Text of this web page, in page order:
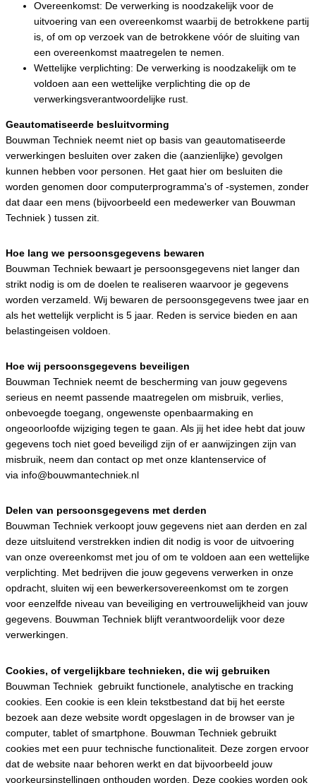
Overeenkomst: De verwerking is noodzakelijk voor de
uitvoering van een overeenkomst waarbij de betrokkene partij
is, of om op verzoek van de betrokkene vóór de sluiting van
een overeenkomst maatregelen te nemen.
Wettelijke verplichting: De verwerking is noodzakelijk om te
voldoen aan een wettelijke verplichting die op de
verwerkingsverantwoordelijke rust.
Geautomatiseerde besluitvorming
Bouwman Techniek neemt niet op basis van geautomatiseerde
verwerkingen besluiten over zaken die (aanzienlijke) gevolgen
kunnen hebben voor personen. Het gaat hier om besluiten die
worden genomen door computerprogramma's of -systemen, zonder
dat daar een mens (bijvoorbeeld een medewerker van Bouwman
Techniek ) tussen zit.
Hoe lang we persoonsgegevens bewaren
Bouwman Techniek bewaart je persoonsgegevens niet langer dan
strikt nodig is om de doelen te realiseren waarvoor je gegevens
worden verzameld. Wij bewaren de persoonsgegevens twee jaar en
als het wettelijk verplicht is 5 jaar. Reden is service bieden en aan
belastingeisen voldoen.
Hoe wij persoonsgegevens beveiligen
Bouwman Techniek neemt de bescherming van jouw gegevens
serieus en neemt passende maatregelen om misbruik, verlies,
onbevoegde toegang, ongewenste openbaarmaking en
ongeoorloofde wijziging tegen te gaan. Als jij het idee hebt dat jouw
gegevens toch niet goed beveiligd zijn of er aanwijzingen zijn van
misbruik, neem dan contact op met onze klantenservice of
via info@bouwmantechniek.nl
Delen van persoonsgegevens met derden
Bouwman Techniek verkoopt jouw gegevens niet aan derden en zal
deze uitsluitend verstrekken indien dit nodig is voor de uitvoering
van onze overeenkomst met jou of om te voldoen aan een wettelijke
verplichting. Met bedrijven die jouw gegevens verwerken in onze
opdracht, sluiten wij een bewerkersovereenkomst om te zorgen
voor eenzelfde niveau van beveiliging en vertrouwelijkheid van jouw
gegevens. Bouwman Techniek blijft verantwoordelijk voor deze
verwerkingen.
Cookies, of vergelijkbare technieken, die wij gebruiken
Bouwman Techniek gebruikt functionele, analytische en tracking
cookies. Een cookie is een klein tekstbestand dat bij het eerste
bezoek aan deze website wordt opgeslagen in de browser van je
computer, tablet of smartphone. Bouwman Techniek gebruikt
cookies met een puur technische functionaliteit. Deze zorgen ervoor
dat de website naar behoren werkt en dat bijvoorbeeld jouw
voorkeursinstellingen onthouden worden. Deze cookies worden ook